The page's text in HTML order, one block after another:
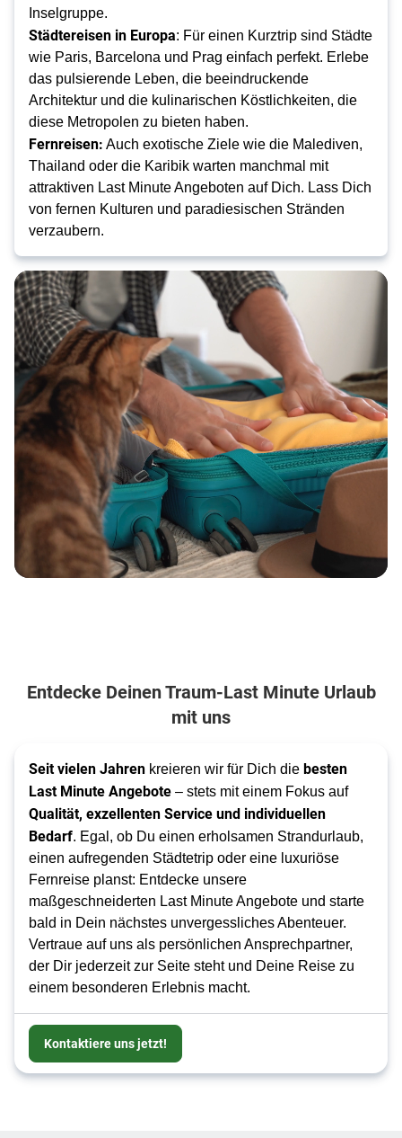
Inselgruppe.
Städtereisen in Europa: Für einen Kurztrip sind Städte
wie Paris, Barcelona und Prag einfach perfekt. Erlebe
das pulsierende Leben, die beeindruckende
Architektur und die kulinarischen Köstlichkeiten, die
diese Metropolen zu bieten haben.
Fernreisen: Auch exotische Ziele wie die Malediven,
Thailand oder die Karibik warten manchmal mit
attraktiven Last Minute Angeboten auf Dich. Lass Dich
von fernen Kulturen und paradiesischen Stränden
verzaubern.
Entdecke Deinen Traum-Last Minute Urlaub
mit uns
Seit vielen Jahren kreieren wir für Dich die besten
Last Minute Angebote – stets mit einem Fokus auf
Qualität, exzellenten Service und individuellen
Bedarf. Egal, ob Du einen erholsamen Strandurlaub,
einen aufregenden Städtetrip oder eine luxuriöse
Fernreise planst: Entdecke unsere
maßgeschneiderten Last Minute Angebote und starte
bald in Dein nächstes unvergessliches Abenteuer.
Vertraue auf uns als persönlichen Ansprechpartner,
der Dir jederzeit zur Seite steht und Deine Reise zu
einem besonderen Erlebnis macht.
Kontaktiere uns jetzt!